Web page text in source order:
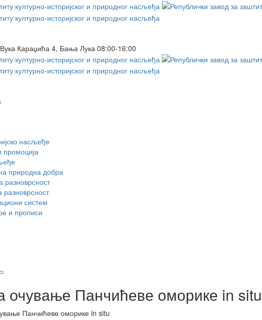
Вука Караџића 4, Бања Лука 08:00-16:00
насљеђе
природна добра
разноврсност
разноврсност
систем
и прописи
очување Панчићеве оморике in situ
Панчићеве оморике in situ